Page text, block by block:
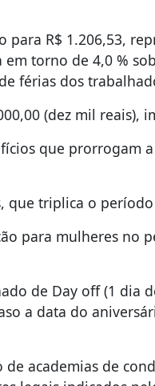
R$ 1.206,53,
torno de 4,0 %
férias dos
(dez mil reais),
que prorrogam
triplica o
para mulheres no
de Day off (1 dia
a data do
academias de